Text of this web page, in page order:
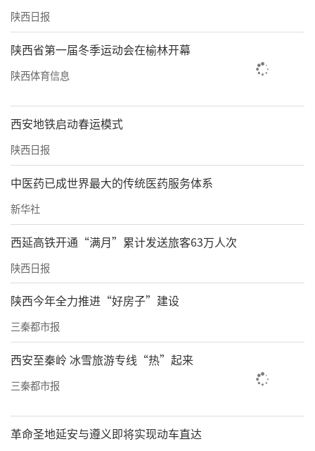
陕西日报
陕西省第一届冬季运动会在榆林开幕
陕西体育信息
西安地铁启动春运模式
陕西日报
中医药已成世界最大的传统医药服务体系
新华社
西延高铁开通“满月”累计发送旅客63万人次
陕西日报
陕西今年全力推进“好房子”建设
三秦都市报
西安至秦岭 冰雪旅游专线“热”起来
三秦都市报
革命圣地延安与遵义即将实现动车直达